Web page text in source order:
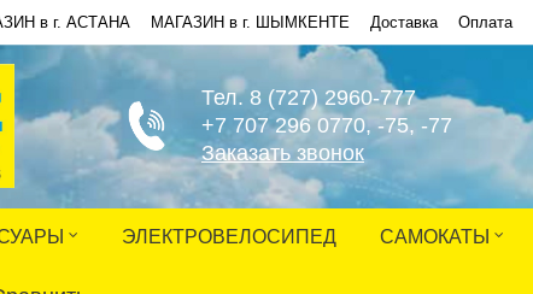
в г. АСТАНА МАГАЗИН в г. ШЫМКЕНТЕ Доставка Оплата
Тел. 8 (727) 2960-777
+7 707 296 0770, -75, -77
Заказать звонок
ЭЛЕКТРОВЕЛОСИПЕД САМОКАТЫ